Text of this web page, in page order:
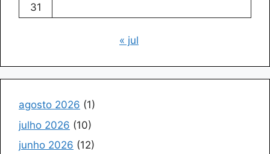
31
« jul
agosto 2026 (1)
julho 2026 (10)
junho 2026 (12)